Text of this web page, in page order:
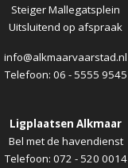
Steiger Mallegatsplein
Uitsluitend op afspraak
info@alkmaarvaarstad.nl
Telefoon: 06 - 5555 9545
Ligplaatsen Alkmaar
Bel met de havendienst
Telefoon: 072 - 520 0014